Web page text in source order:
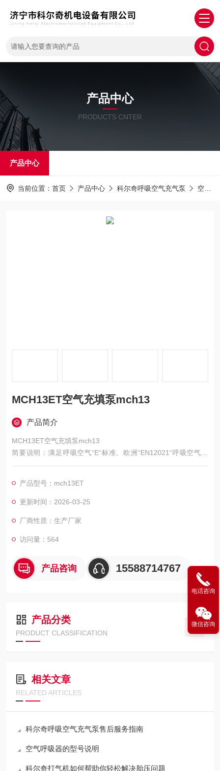
产品中心
PRODUCTS CNTER
产品中心
当前位置： 首页 产品中心 科尔奇呼吸空气充气泵 空气泵
MCH13ET空气充填泵mch13
产品简介
MCH13ET空气充填泵mch13
简要说明：满足呼吸空气“E“标准、欧洲“EN12021“呼吸空气标
准，COLTRI的升级产品，三相电机驱动，动力强，充气速度
压缩机护罩采用流线型设计，油水分离器、活性炭、分子筛构成
三重呼吸空气净化系统，风冷，三级，三缸，全不锈钢中间和末
产品型号：mch13ET
更新时间：2026-03-25
厂商性质：生产厂家
访问量：564
产品咨询 15588714767
产品分类
PRODUCT CLASSIFICATION
相关文章
RELATED ARTICLES
科尔奇呼吸空气充气泵售后服务指南
空气呼吸器的型号说明
科尔奇打气机如何帮助你轻松解决胎压问题
电话咨询
微信咨询